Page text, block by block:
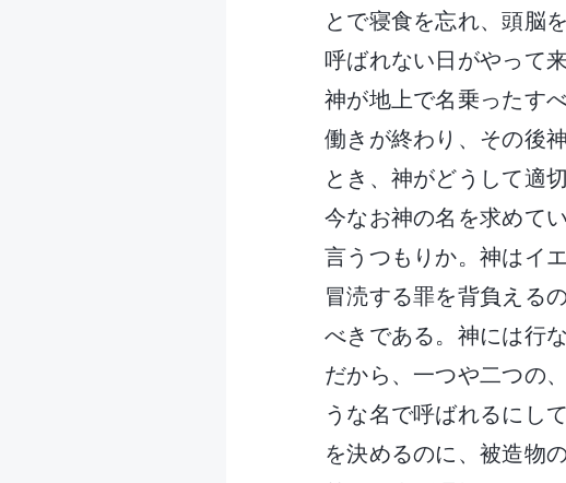
とで寝食を忘れ、頭脳
呼ばれない日がやって
神が地上で名乗ったす
働きが終わり、その後
とき、神がどうして適
今なお神の名を求めて
言うつもりか。神はイ
冒涜する罪を背負える
べきである。神には行
だから、一つや二つの
うな名で呼ばれるにし
を決めるのに、被造物